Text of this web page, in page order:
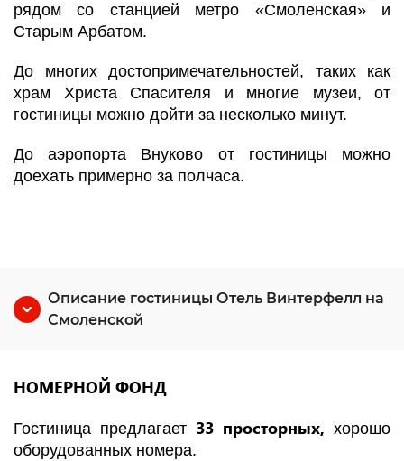
рядом со станцией метро «Смоленская» и
Старым Арбатом.
До многих достопримечательностей, таких как
храм Христа Спасителя и многие музеи, от
гостиницы можно дойти за несколько минут.
До аэропорта Внуково от гостиницы можно
доехать примерно за полчаса.
Описание гостиницы Отель Винтерфелл на
Смоленской
НОМЕРНОЙ ФОНД
Гостиница предлагает 33 просторных, хорошо
оборудованных номера.